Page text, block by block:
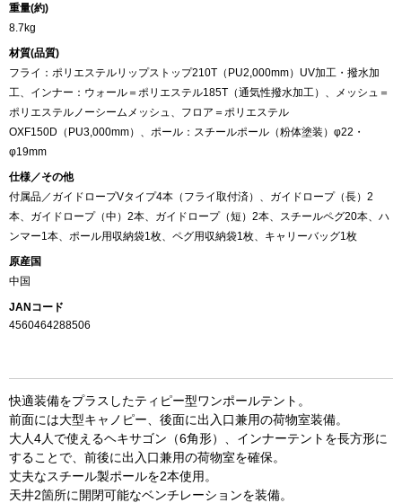
お買い物を続ける カートへ進む
重量(約)
8.7kg
材質(品質)
フライ：ポリエステルリップストップ210T（PU2,000mm）UV加工・撥水加
工、インナー：ウォール＝ポリエステル185T（通気性撥水加工）、メッシュ＝
ポリエステルノーシームメッシュ、フロア＝ポリエステル
OXF150D（PU3,000mm）、ポール：スチールポール（粉体塗装）φ22・
φ19mm
仕様／その他
付属品／ガイドロープVタイプ4本（フライ取付済）、ガイドロープ（長）2
本、ガイドロープ（中）2本、ガイドロープ（短）2本、スチールペグ20本、ハ
ンマー1本、ポール用収納袋1枚、ペグ用収納袋1枚、キャリーバッグ1枚
原産国
中国
JANコード
4560464288506
快適装備をプラスしたティピー型ワンポールテント。
前面には大型キャノピー、後面に出入口兼用の荷物室装備。
大人4人で使えるヘキサゴン（6角形）、インナーテントを長方形に
することで、前後に出入口兼用の荷物室を確保。
丈夫なスチール製ポールを2本使用。
天井2箇所に開閉可能なベンチレーションを装備。